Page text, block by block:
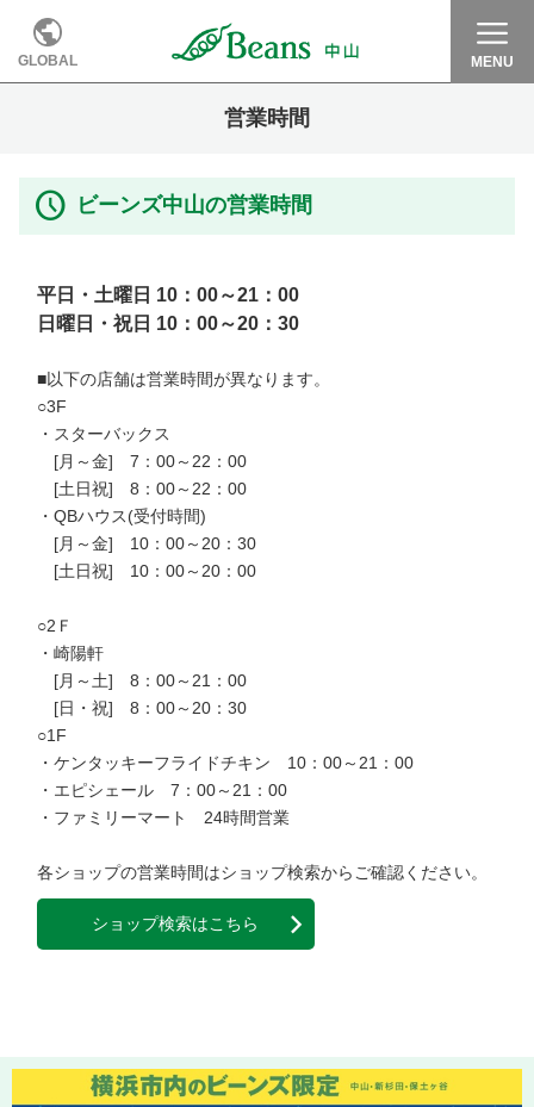
GLOBAL MENU
営業時間
ビーンズ中山の営業時間
平日・土曜日 10：00～21：00
日曜日・祝日 10：00～20：30
■以下の店舗は営業時間が異なります。
○3F
・スターバックス
[月～金]　7：00～22：00
[土日祝]　8：00～22：00
・QBハウス(受付時間)
[月～金]　10：00～20：30
[土日祝]　10：00～20：00
○2Ｆ
・崎陽軒
[月～土]　8：00～21：00
[日・祝]　8：00～20：30
○1F
・ケンタッキーフライドチキン　10：00～21：00
・エピシェール　7：00～21：00
・ファミリーマート　24時間営業
ショップ検索はこちら